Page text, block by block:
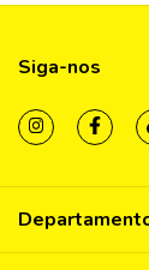
Siga-nos